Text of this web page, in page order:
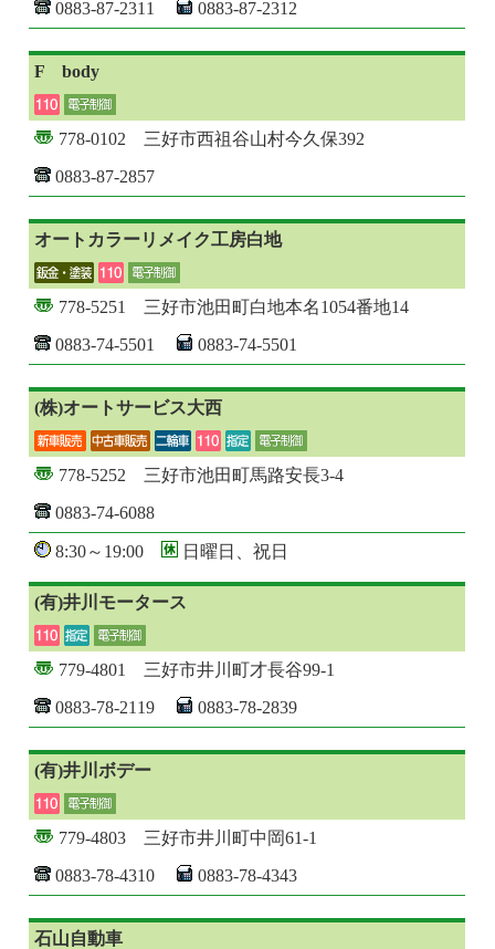
0883-87-2311 0883-87-2312
F bοdy
778-0102 三好市西祖谷山村今久保392
0883-87-2857
オートカラーリメイク工房白地
778-5251 三好市池田町白地本名1054番地14
0883-74-5501
0883-74-5501
(株)オートサービス大西
778-5252 三好市池田町馬路安長3-4
0883-74-6088
8:30～19:00 日曜日、祝日
(有)井川モータース
779-4801 三好市井川町才長谷99-1
0883-78-2119
0883-78-2839
(有)井川ボデー
779-4803 三好市井川町中岡61-1
0883-78-4310
0883-78-4343
石山自動車